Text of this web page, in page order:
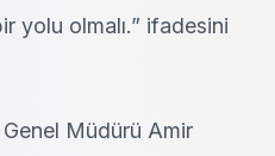
yolu olmalı.” ifadesini
Genel Müdürü Amir